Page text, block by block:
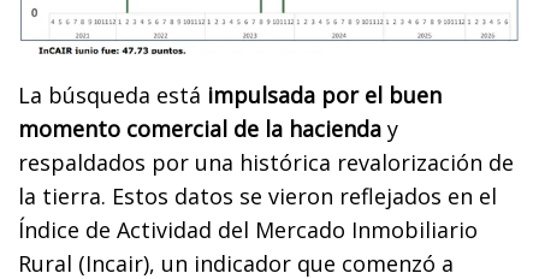
La búsqueda está impulsada por el buen
momento comercial de la hacienda y
respaldados por una histórica revalorización de
la tierra. Estos datos se vieron reflejados en el
Índice de Actividad del Mercado Inmobiliario
Rural (Incair), un indicador que comenzó a